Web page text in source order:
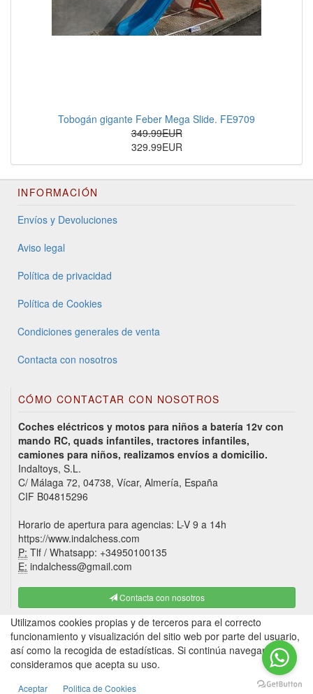
Tobogán gigante Feber Mega Slide. FE9709
349.99EUR
329.99EUR
INFORMACIÓN
Envíos y Devoluciones
Aviso legal
Política de privacidad
Política de Cookies
Condiciones generales de venta
Contacta con nosotros
CÓMO CONTACTAR CON NOSOTROS
Coches eléctricos y motos para niños a batería 12v con
mando RC, quads infantiles, tractores infantiles,
camiones para niños, realizamos envíos a domicilio.
Indaltoys, S.L.
C/ Málaga 72, 04738, Vícar, Almería, España
CIF B04815296
Horario de apertura para agencias: L-V 9 a 14h
https://www.indalchess.com
P: Tlf / Whatsapp: +34950100135
E: indalchess@gmail.com
Contacta con nosotros
Utilizamos cookies propias y de terceros para el correcto
funcionamiento y visualización del sitio web por parte del usuario,
así como la recogida de estadísticas. Si continúa navegando,
consideramos que acepta su uso.
Aceptar Politica de Cookies